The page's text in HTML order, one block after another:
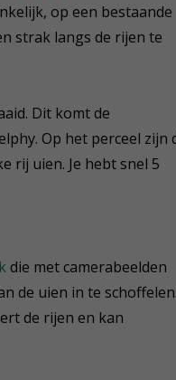
op een bestaande
strak langs de rijen te
Dit komt de
Op het perceel zijn
rij uien. Je hebt snel 5
die met camerabeelden
de uien in te schoffelen.
de rijen en kan